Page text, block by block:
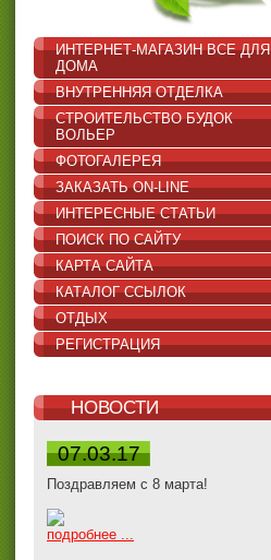
ИНТЕРНЕТ-МАГАЗИН ВСЕ ДЛЯ
ДОМА
ВНУТРЕННЯЯ ОТДЕЛКА
СТРОИТЕЛЬСТВО БУДОК
ВОЛЬЕР
ФОТОГАЛЕРЕЯ
ЗАКАЗАТЬ ON-LINE
ИНТЕРЕСНЫЕ СТАТЬИ
ПОИСК ПО САЙТУ
КАРТА САЙТА
КАТАЛОГ ССЫЛОК
ОТДЫХ
РЕГИСТРАЦИЯ
НОВОСТИ
07.03.17
Поздравляем с 8 марта!
подробнее ...